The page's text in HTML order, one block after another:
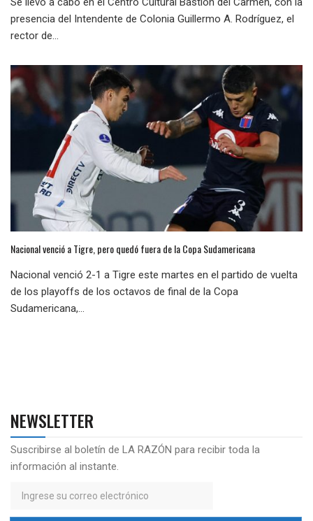
presencia del Intendente de Colonia Guillermo A. Rodríguez, el
rector de...
Nacional venció a Tigre, pero quedó fuera de la Copa Sudamericana
Nacional venció 2-1 a Tigre este martes en el partido de vuelta
de los playoffs de los octavos de final de la Copa
Sudamericana,...
NEWSLETTER
Suscribirse al boletín de LA RAZÓN para recibir toda la
información al instante.